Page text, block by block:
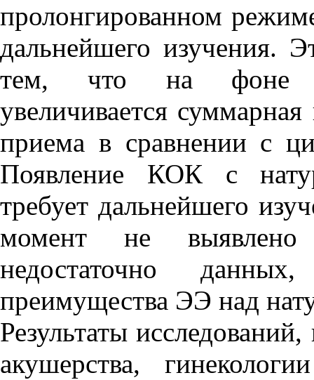
пролонгированном
дальнейшего изучения.
тем, что на фоне
увеличивается
приема в сравнении с
Появление КОК с
требует дальнейшего
момент не
недостаточно
преимущества ЭЭ над
Результаты
акушерства,